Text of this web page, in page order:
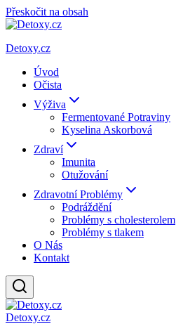
Přeskočit na obsah
Detoxy.cz
Úvod
Očista
Výživa
Fermentované Potraviny
Kyselina Askorbová
Zdraví
Imunita
Otužování
Zdravotní Problémy
Podráždění
Problémy s cholesterolem
Problémy s tlakem
O Nás
Kontakt
Detoxy.cz